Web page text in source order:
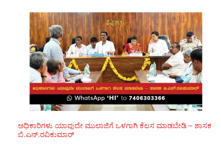
ಅಧಿಕಾರಿಗಳು ಯಾವುದೇ ಮುಲಾಜಿಗೆ ಒಳಗಾಗಿ ಕೆಲಸ ಮಾಡಬೇಡಿ – ಶಾಸಕ
ಬಿ.ಎನ್.ರವಿಕುಮಾರ್